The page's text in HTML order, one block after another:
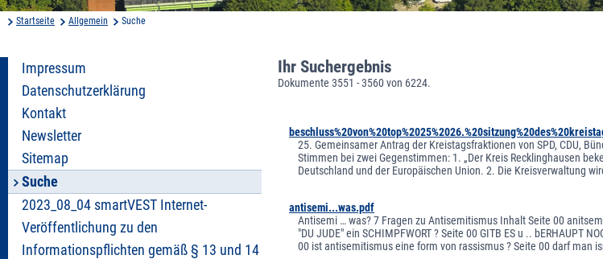
Startseite Allgemein Suche
Impressum
Datenschutzerklärung
Kontakt
Newsletter
Sitemap
Suche
2023_08_04 smartVEST Internet-
Veröffentlichung zu den
Informationspflichten gemäß § 13 und 14
Ihr Suchergebnis
Dokumente 3551 - 3560 von 6224.
25. Gemeinsamer Antrag der Kreistagsfraktionen von SPD, CDU,
Stimmen bei zwei Gegenstimmen: 1. „Der Kreis Recklinghausen
Deutschland und der Europäischen Union. 2. Die Kreisverwaltung
antisemi...was.pdf
Antisemi … was? 7 Fragen zu Antisemitismus Inhalt Seite 00
"DU JUDE" ein SCHIMPFWORT ? Seite 00 GITB ES u .. bERHAUPT
00 ist antisemitismus eine form von rassismus ? Seite 00 darf man